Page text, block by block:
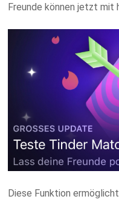
Freunde können jetzt mit
Diese Funktion